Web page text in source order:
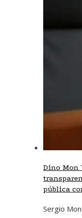
Dino Mon
pública
Sergio